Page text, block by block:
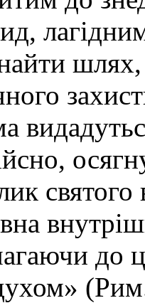
шлях,
до